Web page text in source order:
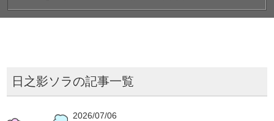
日之影ソラの記事一覧
2026/07/06